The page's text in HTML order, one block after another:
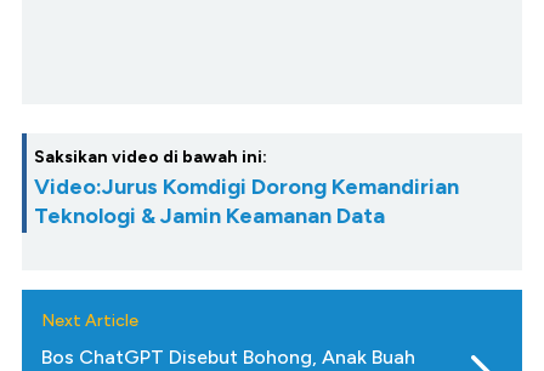
Saksikan video di bawah ini:
Video:Jurus Komdigi Dorong Kemandirian
Teknologi & Jamin Keamanan Data
Next Article
Bos ChatGPT Disebut Bohong, Anak Buah